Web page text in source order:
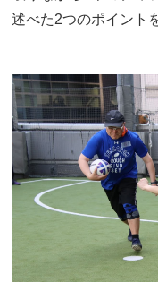
述べた2つのポイント